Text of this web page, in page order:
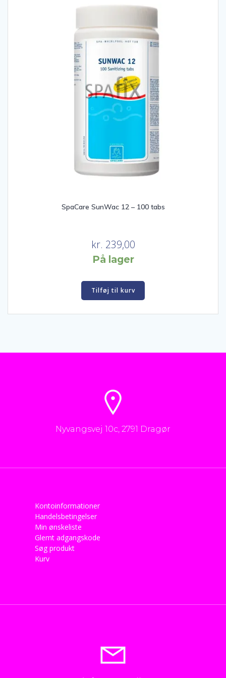
SpaCare SunWac 12 – 100 tabs
kr. 239,00
På lager
Tilføj til kurv
Nyvangsvej 10c, 2791 Dragør
Kontoinformationer
Handelsbetingelser
Min ønskeliste
Glemt adgangskode
Søg produkt
Kurv